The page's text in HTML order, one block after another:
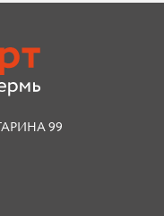
99